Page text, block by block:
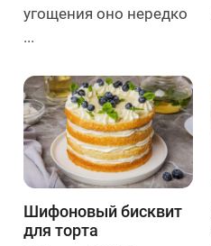
угощения оно нередко
...
Шифоновый бисквит
для торта